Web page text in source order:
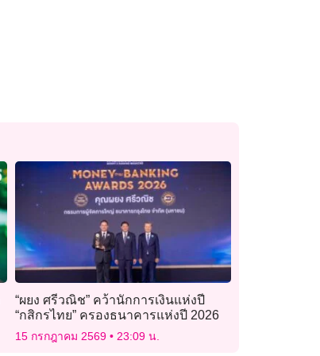
“ผยง ศรีวณิช” คว้านักการเงินแห่งปี
“กสิกรไทย” ครองธนาคารแห่งปี 2026
15 กรกฎาคม 2569 23:09 น.